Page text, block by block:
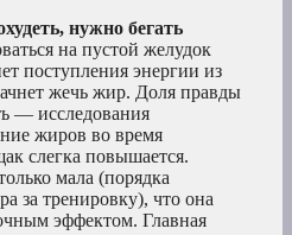
нужно бегать
на пустой желудок
поступления энергии из
жечь жир. Доля правды
— исследования
жиров во время
слегка повышается.
мала (порядка
за тренировку), что она
эффектом. Главная